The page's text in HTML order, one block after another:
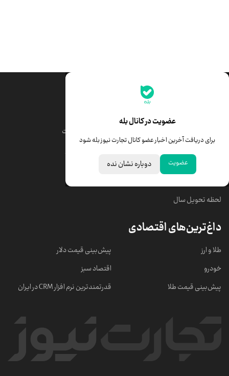
عضویت در کانال بله
برای دریافت آخرین اخبار عضو کانال تجارت نیوز بله شود
عضویت دوباره نشان نده
جدیدترین قیمت‌ها
قیمت درهم امارات
خبرهای مهم
لحظه تحویل سال
داغ‌ترین‌های اقتصادی
طلا و ارز
خودرو
پیش‌بینی قیمت طلا
پیش‌بینی قیمت دلار
اقتصاد سبز
قدرتمندترین نرم‌ افزار CRM در ایران